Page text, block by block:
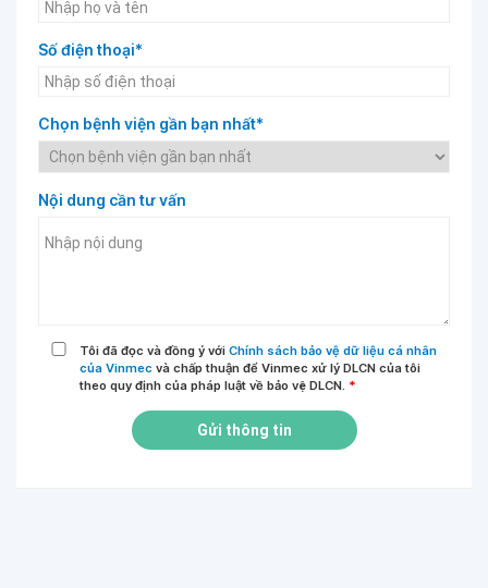
Số điện thoại*
Chọn bệnh viện gần bạn nhất*
Nội dung cần tư vấn
Tôi đã đọc và đồng ý với Chính sách bảo vệ dữ liệu cá nhân
của Vinmec và chấp thuận để Vinmec xử lý DLCN của tôi
theo quy định của pháp luật về bảo vệ DLCN. *
Gửi thông tin